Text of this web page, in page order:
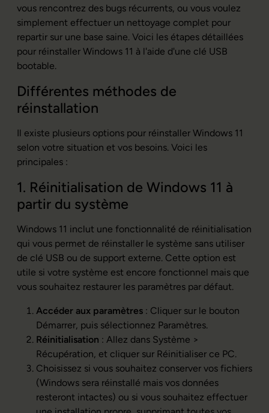
vous rencontrez des bugs récurrents, ou vous voulez
simplement effectuer un nettoyage complet pour
repartir sur une base saine. Voici les étapes détaillées
pour réinstaller Windows 11 à l'aide d'une clé USB
bootable.
Différentes méthodes de
réinstallation
Il existe plusieurs options pour réinstaller Windows 11
selon votre situation et vos besoins. Voici les
principales :
1. Réinitialisation de Windows 11 à
partir du système
Windows 11 inclut une fonctionnalité de réinitialisation
qui vous permet de réinstaller le système sans utiliser
de clé USB ou de support externe. Cette option est
utile si votre système est encore fonctionnel mais que
vous souhaitez restaurer les paramètres par défaut.
Accéder aux paramètres : Cliquer sur le bouton
Démarrer, puis sélectionnez Paramètres.
Réinitialisation : Allez dans Système >
Récupération, et cliquer sur Réinitialiser ce PC.
Choisissez si vous souhaitez conserver vos fichiers
(Windows sera réinstallé mais vos données
resteront intactes) ou si vous souhaitez effectuer